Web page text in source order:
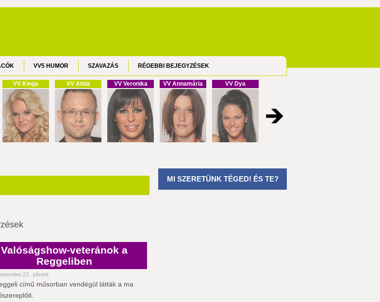
VV5 HUMOR SZAVAZÁS RÉGEBBI BEJEGYZÉSEK
VV Kinga VV Attila VV Veronika VV Annamária VV Dya
Valóságshow-veteránok a
Reggeliben
péntek
című műsorban vendégül látták a ma
MI SZERETÜNK TÉGED! ÉS TE?